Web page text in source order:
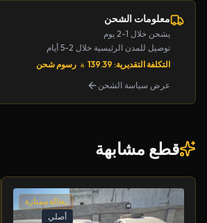
معلومات الشحن
يشحن خلال 1-2 يوم
توصيل للمدن الرئيسية خلال 2-5 أيام
التكلفة التقديرية: 139.39
رسوم شحن
عرض سياسة الشحن
قطع مشابهة
بحالة ممتازة
أصلي